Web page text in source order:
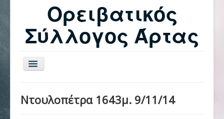
Ορειβατικός
Σύλλογος Άρτας
Εναλλαγή
πλοήγησης
Αρχική
Ντουλοπέτρα 1643μ. 9/11/14